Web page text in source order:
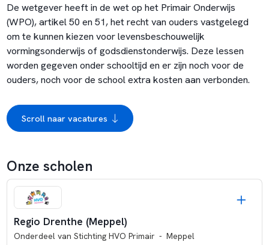
De wetgever heeft in de wet op het Primair Onderwijs
(WPO), artikel 50 en 51, het recht van ouders vastgelegd
om te kunnen kiezen voor levensbeschouwelijk
vormingsonderwijs of godsdienstonderwijs. Deze lessen
worden gegeven onder schooltijd en er zijn noch voor de
ouders, noch voor de school extra kosten aan verbonden.
Scroll naar vacatures
Onze scholen
Regio Drenthe (Meppel)
Onderdeel van Stichting HVO Primair - Meppel